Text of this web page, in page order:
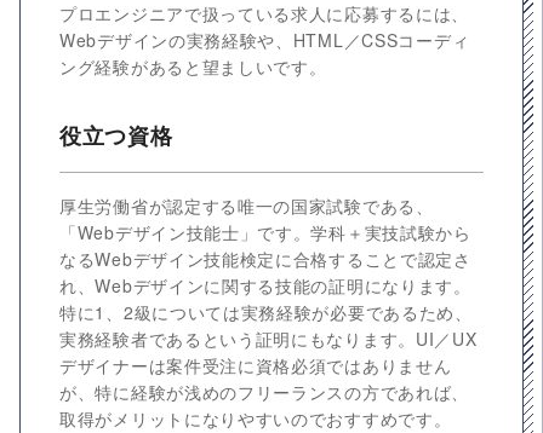
プロエンジニアで扱っている求人に応募するには、
Webデザインの実務経験や、HTML／CSSコーディ
ング経験があると望ましいです。
役立つ資格
厚生労働省が認定する唯一の国家試験である、
「Webデザイン技能士」です。学科＋実技試験から
なるWebデザイン技能検定に合格することで認定さ
れ、Webデザインに関する技能の証明になります。
特に1、2級については実務経験が必要であるため、
実務経験者であるという証明にもなります。UI／UX
デザイナーは案件受注に資格必須ではありません
が、特に経験が浅めのフリーランスの方であれば、
取得がメリットになりやすいのでおすすめです。